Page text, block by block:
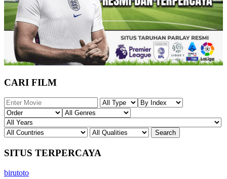
CARI FILM
SITUS TERPERCAYA
birutoto